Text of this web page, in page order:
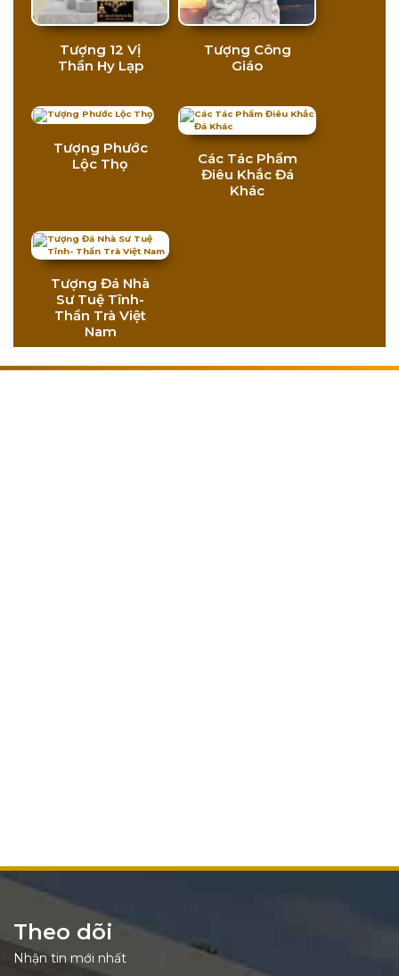
Tượng 12 Vị
Thần Hy Lạp
Tượng Công
Giáo
Tượng Phước
Lộc Thọ
Các Tác Phẩm
Điêu Khắc Đá
Khác
Tượng Đá Nhà
Sư Tuệ Tĩnh-
Thần Trà Việt
Nam
Theo dõi
Nhận tin mới nhất